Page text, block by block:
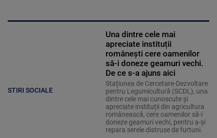
STIRI SOCIALE
Una dintre cele mai
apreciate instituții
românești cere oamenilor
să-i doneze geamuri vechi.
De ce s-a ajuns aici
Stațiunea de Cercetare-Dezvoltare
pentru Legumicultură (SCDL), una
dintre cele mai cunoscute și
apreciate instituții din agricultura
românească, cere oamenilor să-i
doneze geamuri vechi, pentru a-și
repara serele distruse de furtuni.